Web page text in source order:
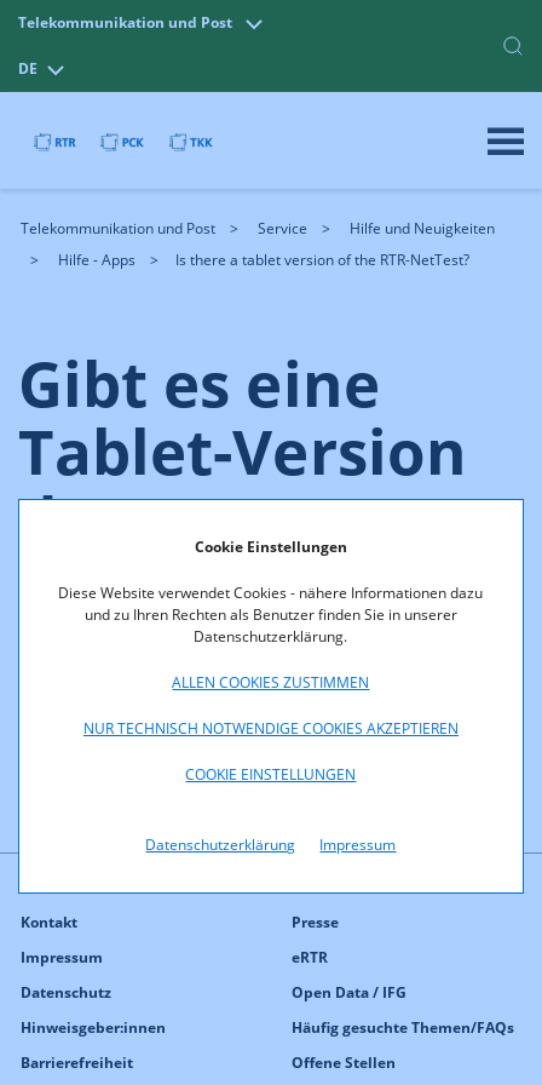
Cookie Einstellungen
Diese Website verwendet Cookies - nähere Informationen dazu
und zu Ihren Rechten als Benutzer finden Sie in unserer
Datenschutzerklärung.
ALLEN COOKIES ZUSTIMMEN
NUR TECHNISCH NOTWENDIGE COOKIES AKZEPTIEREN
COOKIE EINSTELLUNGEN
Datenschutzerklärung Impressum
Telekommunikation und Post
DE
Telekommunikation und Post Service
Hilfe und Neuigkeiten
Hilfe - Apps
Is there a tablet version of the RTR-NetTest?
Gibt es eine
Tablet-Version
des RTR-
Netztests?
Die aktuellen mobilen Versionen des RTR-Netztests (Android,
Kontakt
Impressum
Datenschutz
Hinweisgeber:innen
Barrierefreiheit
Presse
eRTR
Open Data / IFG
Häufig gesuchte Themen/FAQs
Offene Stellen